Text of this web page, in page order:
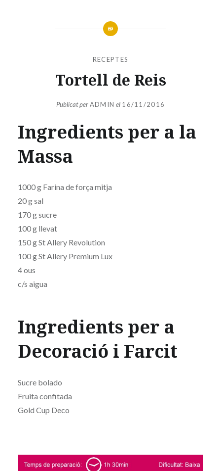
RECEPTES
Tortell de Reis
Publicat perADMIN el 16/11/2016
Ingredients per a la
Massa
1000 g Farina de força mitja
20 g sal
170 g sucre
100 g llevat
150 g St Allery Revolution
100 g St Allery Premium Lux
4 ous
c/s aigua
Ingredients per a
Decoració i Farcit
Sucre bolado
Fruita confitada
Gold Cup Deco